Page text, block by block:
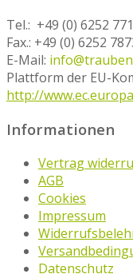
Tel.: +49 (0) 6252
Fax.: +49 (0) 6252
E-Mail:
Plattform der EU-
http://
Informationen
Vertrag
AGB
Cookies
Impressum
Datenschutz